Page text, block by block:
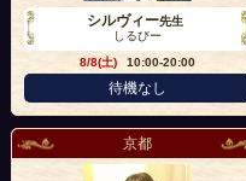
シルヴィー先生
しるびー
8/8(土)
10:00-20:00
待機なし
京都